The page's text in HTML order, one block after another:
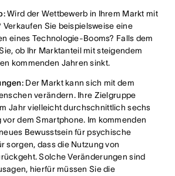
Wird der Wettbewerb in Ihrem Markt mit
Verkaufen Sie beispielsweise eine
eines Technologie-Booms? Falls dem
ob Ihr Marktanteil mit steigendem
kommenden Jahren sinkt.
Der Markt kann sich mit dem
verändern. Ihre Zielgruppe
Jahr vielleicht durchschnittlich sechs
vor dem Smartphone. Im kommenden
Bewusstsein für psychische
sorgen, dass die Nutzung von
Solche Veränderungen sind
hierfür müssen Sie die